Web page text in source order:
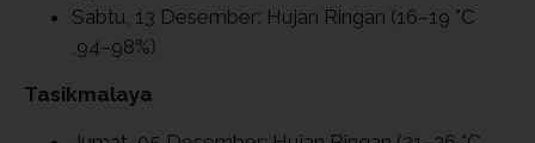
Sabtu, 13 Desember: Hujan Ringan (16–19 °C
,94–98%)
Tasikmalaya